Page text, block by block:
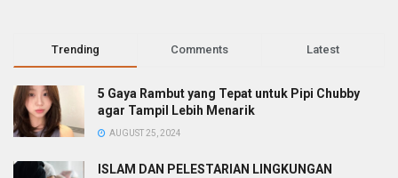
Trending Comments Latest
5 Gaya Rambut yang Tepat untuk Pipi Chubby
agar Tampil Lebih Menarik
AUGUST 25, 2024
ISLAM DAN PELESTARIAN LINGKUNGAN